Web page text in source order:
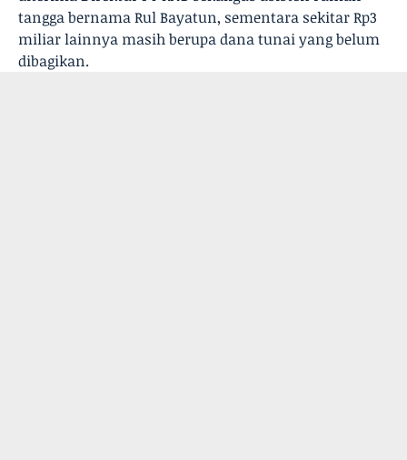
tangga bernama Rul Bayatun, sementara sekitar Rp3
miliar lainnya masih berupa dana tunai yang belum
dibagikan.